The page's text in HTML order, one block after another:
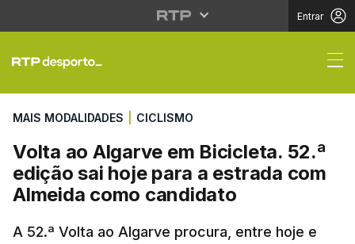
Entrar
Volta ao Algarve em
MAIS MODALIDADES CICLISMO
Volta ao Algarve em Bicicleta. 52.ª
edição sai hoje para a estrada com
Almeida como candidato
A 52.ª Volta ao Algarve procura, entre hoje e